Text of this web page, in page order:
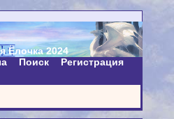
Ёлочка 2024
Поиск
Регистрация